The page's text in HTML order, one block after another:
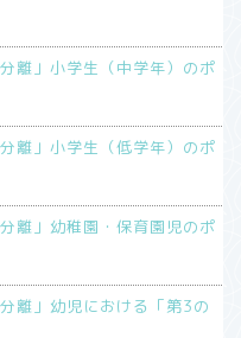
離」小学生（中学年）のポ
離」小学生（低学年）のポ
離」幼稚園・保育園児のポ
離」幼児における「第3の